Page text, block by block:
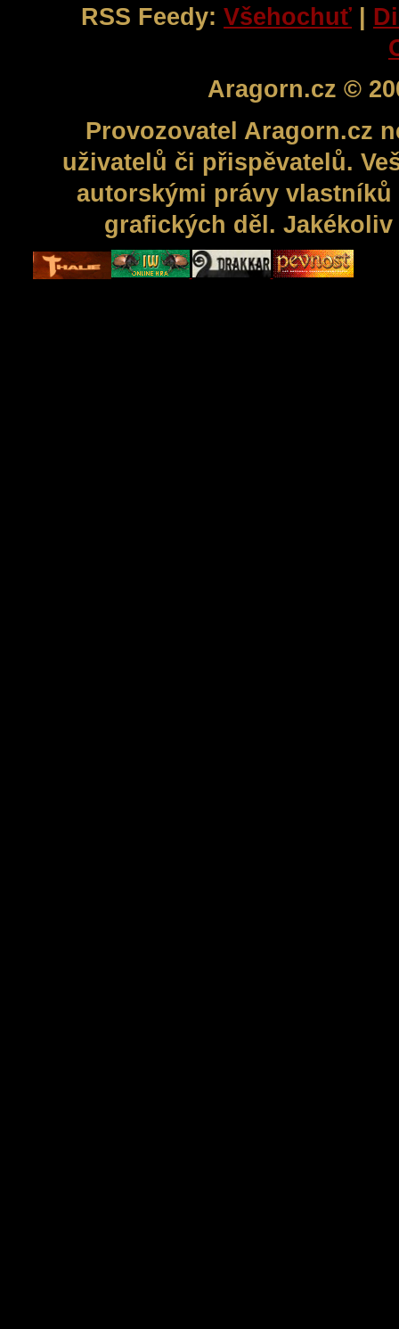
RSS Feedy: Všehochuť |
Aragorn.cz ©
Provozovatel Aragorn.cz
uživatelů či přispěvatelů.
autorskými právy
grafických děl.